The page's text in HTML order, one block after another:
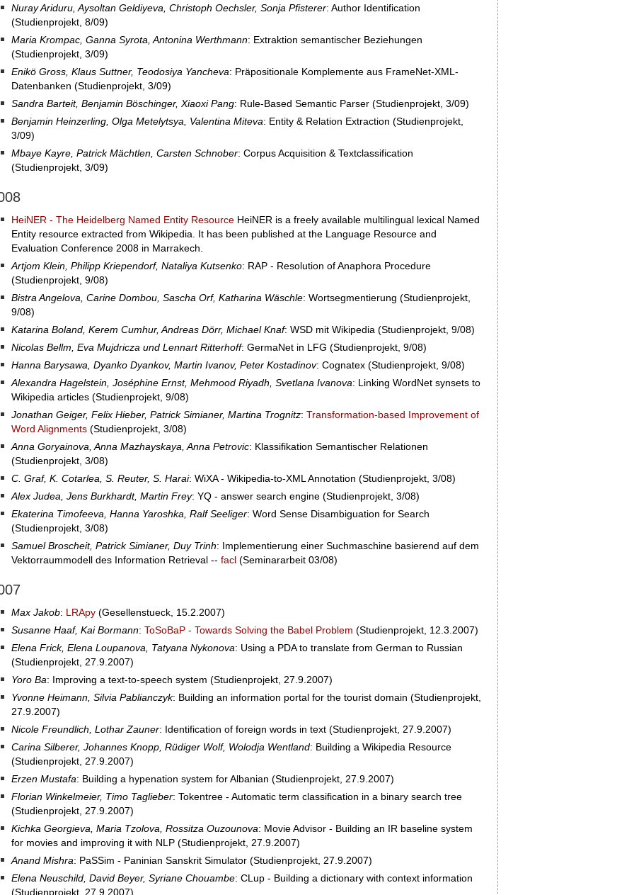
Nuray Ariduru, Aysoltan Geldiyeva, Christoph Oechsler, Sonja Pfisterer: Author Identification
(Studienprojekt, 8/09)
Maria Krompac, Ganna Syrota, Antonina Werthmann: Extraktion semantischer Beziehungen
(Studienprojekt, 3/09)
Enikö Gross, Klaus Suttner, Teodosiya Yancheva: Präpositionale Komplemente aus FrameNet-XML-
Datenbanken (Studienprojekt, 3/09)
Sandra Barteit, Benjamin Böschinger, Xiaoxi Pang: Rule-Based Semantic Parser (Studienprojekt, 3/09)
Benjamin Heinzerling, Olga Metelytsya, Valentina Miteva: Entity & Relation Extraction (Studienprojekt,
3/09)
Mbaye Kayre, Patrick Mächtlen, Carsten Schnober: Corpus Acquisition & Textclassification
(Studienprojekt, 3/09)
HeiNER - The Heidelberg Named Entity Resource HeiNER is a freely available multilingual lexical Named
Entity resource extracted from Wikipedia. It has been published at the Language Resource and
Evaluation Conference 2008 in Marrakech.
Artjom Klein, Philipp Kriependorf, Nataliya Kutsenko: RAP - Resolution of Anaphora Procedure
(Studienprojekt, 9/08)
Bistra Angelova, Carine Dombou, Sascha Orf, Katharina Wäschle: Wortsegmentierung (Studienprojekt,
9/08)
Katarina Boland, Kerem Cumhur, Andreas Dörr, Michael Knaf: WSD mit Wikipedia (Studienprojekt, 9/08)
Nicolas Bellm, Eva Mujdricza und Lennart Ritterhoff: GermaNet in LFG (Studienprojekt, 9/08)
Hanna Barysawa, Dyanko Dyankov, Martin Ivanov, Peter Kostadinov: Cognatex (Studienprojekt, 9/08)
Alexandra Hagelstein, Joséphine Ernst, Mehmood Riyadh, Svetlana Ivanova: Linking WordNet synsets to
Wikipedia articles (Studienprojekt, 9/08)
Jonathan Geiger, Felix Hieber, Patrick Simianer, Martina Trognitz: Transformation-based Improvement of
Word Alignments (Studienprojekt, 3/08)
Anna Goryainova, Anna Mazhayskaya, Anna Petrovic: Klassifikation Semantischer Relationen
(Studienprojekt, 3/08)
C. Graf, K. Cotarlea, S. Reuter, S. Harai: WiXA - Wikipedia-to-XML Annotation (Studienprojekt, 3/08)
Alex Judea, Jens Burkhardt, Martin Frey: YQ - answer search engine (Studienprojekt, 3/08)
Ekaterina Timofeeva, Hanna Yaroshka, Ralf Seeliger: Word Sense Disambiguation for Search
(Studienprojekt, 3/08)
Samuel Broscheit, Patrick Simianer, Duy Trinh: Implementierung einer Suchmaschine basierend auf dem
Vektorraummodell des Information Retrieval -- facl (Seminararbeit 03/08)
Max Jakob: LRApy (Gesellenstueck, 15.2.2007)
Susanne Haaf, Kai Bormann: ToSoBaP - Towards Solving the Babel Problem (Studienprojekt, 12.3.2007)
Elena Frick, Elena Loupanova, Tatyana Nykonova: Using a PDA to translate from German to Russian
(Studienprojekt, 27.9.2007)
Yoro Ba: Improving a text-to-speech system (Studienprojekt, 27.9.2007)
Yvonne Heimann, Silvia Pablianczyk: Building an information portal for the tourist domain (Studienprojekt,
27.9.2007)
Nicole Freundlich, Lothar Zauner: Identification of foreign words in text (Studienprojekt, 27.9.2007)
Carina Silberer, Johannes Knopp, Rüdiger Wolf, Wolodja Wentland: Building a Wikipedia Resource
(Studienprojekt, 27.9.2007)
Erzen Mustafa: Building a hypenation system for Albanian (Studienprojekt, 27.9.2007)
Florian Winkelmeier, Timo Taglieber: Tokentree - Automatic term classification in a binary search tree
(Studienprojekt, 27.9.2007)
Kichka Georgieva, Maria Tzolova, Rossitza Ouzounova: Movie Advisor - Building an IR baseline system
for movies and improving it with NLP (Studienprojekt, 27.9.2007)
Anand Mishra: PaSSim - Paninian Sanskrit Simulator (Studienprojekt, 27.9.2007)
Elena Neuschild, David Beyer, Syriane Chouambe: CLup - Building a dictionary with context information
(Studienprojekt, 27.9.2007)